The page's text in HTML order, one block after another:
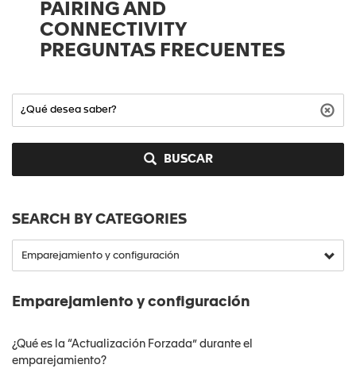
PAIRING AND
CONNECTIVITY
PREGUNTAS FRECUENTES
BUSCAR
SEARCH BY CATEGORIES
Emparejamiento y configuración
¿Qué es la “Actualización Forzada” durante el
emparejamiento?